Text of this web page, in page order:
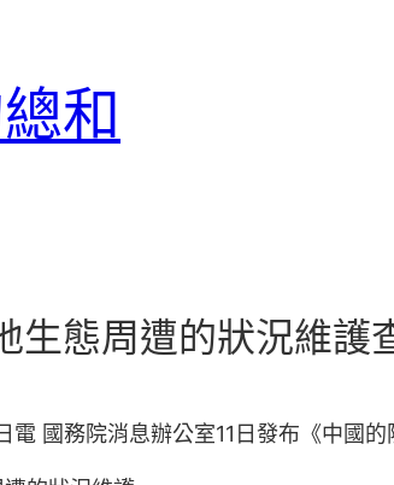
和
生態周遭的狀況維護
電 國務院消息辦公室11日發布《中國